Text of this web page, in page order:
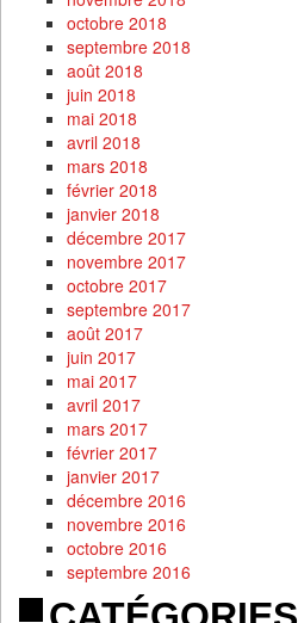
octobre 2018
septembre 2018
août 2018
juin 2018
mai 2018
avril 2018
mars 2018
février 2018
janvier 2018
décembre 2017
novembre 2017
octobre 2017
septembre 2017
août 2017
juin 2017
mai 2017
avril 2017
mars 2017
février 2017
janvier 2017
décembre 2016
novembre 2016
octobre 2016
septembre 2016